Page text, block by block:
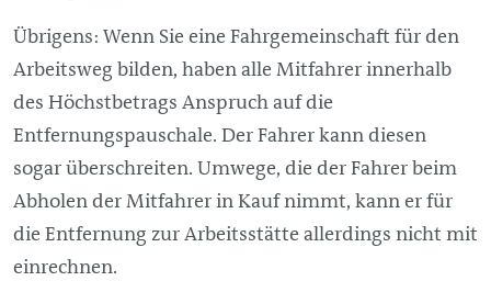
Übrigens: Wenn Sie eine Fahrgemeinschaft für den
Arbeitsweg bilden, haben alle Mitfahrer innerhalb
des Höchstbetrags Anspruch auf die
Entfernungspauschale. Der Fahrer kann diesen
sogar überschreiten. Umwege, die der Fahrer beim
Abholen der Mitfahrer in Kauf nimmt, kann er für
die Entfernung zur Arbeitsstätte allerdings nicht mit
einrechnen.